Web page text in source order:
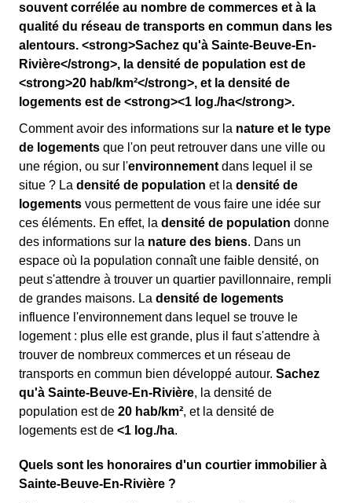
souvent corrélée au nombre de commerces et à la
qualité du réseau de transports en commun dans les
alentours. <strong>Sachez qu'à Sainte-Beuve-En-
Rivière</strong>, la densité de population est de
<strong>20 hab/km²</strong>, et la densité de
logements est de <strong><1 log./ha</strong>.
Comment avoir des informations sur la nature et le type
de logements que l'on peut retrouver dans une ville ou
une région, ou sur l'environnement dans lequel il se
situe ? La densité de population et la densité de
logements vous permettent de vous faire une idée sur
ces éléments. En effet, la densité de population donne
des informations sur la nature des biens. Dans un
espace où la population connaît une faible densité, on
peut s'attendre à trouver un quartier pavillonnaire, rempli
de grandes maisons. La densité de logements
influence l'environnement dans lequel se trouve le
logement : plus elle est grande, plus il faut s'attendre à
trouver de nombreux commerces et un réseau de
transports en commun bien développé autour. Sachez
qu'à Sainte-Beuve-En-Rivière, la densité de
population est de 20 hab/km², et la densité de
logements est de <1 log./ha.
Quels sont les honoraires d'un courtier immobilier à
Sainte-Beuve-En-Rivière ?